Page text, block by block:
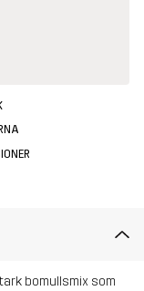
bomullsmix som